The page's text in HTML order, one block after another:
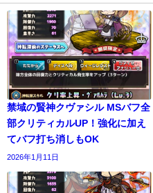
禁域の賢神クヴァシル MSバフ全
部クリティカルUP！強化に加え
てバフ打ち消しもOK
2026年1月11日